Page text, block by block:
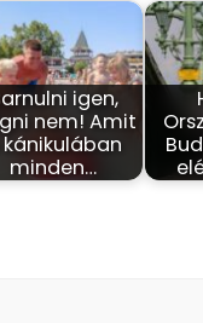
igen,
nem! Amit
kánikulában
minden…